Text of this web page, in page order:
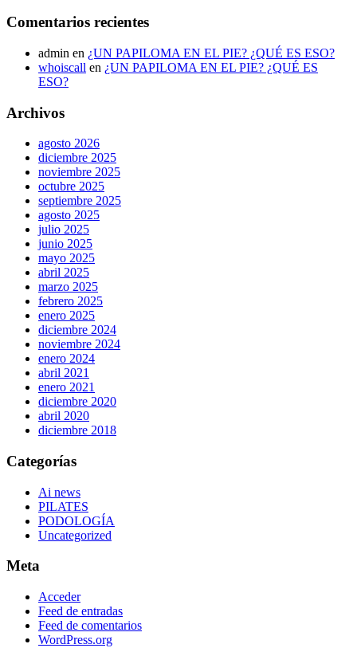
Comentarios recientes
admin en ¿UN PAPILOMA EN EL PIE? ¿QUÉ ES ESO?
whoiscall en ¿UN PAPILOMA EN EL PIE? ¿QUÉ ES
ESO?
Archivos
agosto 2026
diciembre 2025
noviembre 2025
octubre 2025
septiembre 2025
agosto 2025
julio 2025
junio 2025
mayo 2025
abril 2025
marzo 2025
febrero 2025
enero 2025
diciembre 2024
noviembre 2024
enero 2024
abril 2021
enero 2021
diciembre 2020
abril 2020
diciembre 2018
Categorías
Ai news
PILATES
PODOLOGÍA
Uncategorized
Meta
Acceder
Feed de entradas
Feed de comentarios
WordPress.org